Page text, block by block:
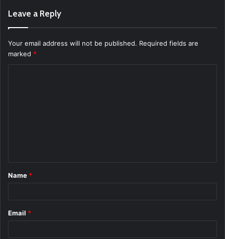
Leave a Reply
Your email address will not be published. Required fields are
marked *
*
Name *
Email *